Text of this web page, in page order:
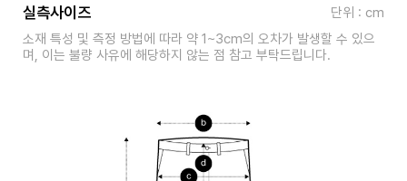
실측사이즈
단위 : cm
소재 특성 및 측정 방법에 따라 약 1~3cm의 오차가 발생할 수 있으
며, 이는 불량 사유에 해당하지 않는 점 참고 부탁드립니다.